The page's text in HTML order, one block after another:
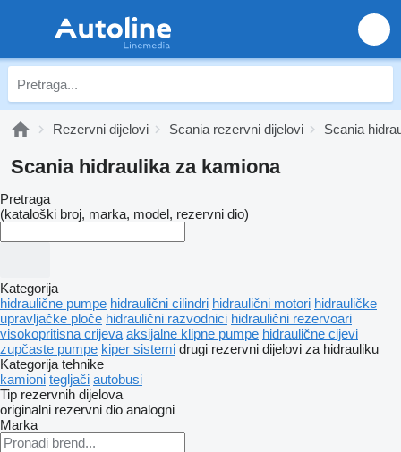
Rezervni dijelovi Scania rezervni dijelovi Scania
Scania hidraulika za kamiona
Pretraga
(kataloški broj, marka, model, rezervni dio)
Kategorija
hidraulične pumpe hidraulični cilindri hidraulični motori hidrauličke
upravljačke ploče hidraulični razvodnici hidraulični rezervoari
visokopritisna crijeva aksijalne klipne pumpe hidraulične cijevi
zupčaste pumpe kiper sistemi drugi rezervni dijelovi za hidrauliku
Kategorija tehnike
kamioni tegljači autobusi
Tip rezervnih dijelova
originalni rezervni dio analogni
Marka